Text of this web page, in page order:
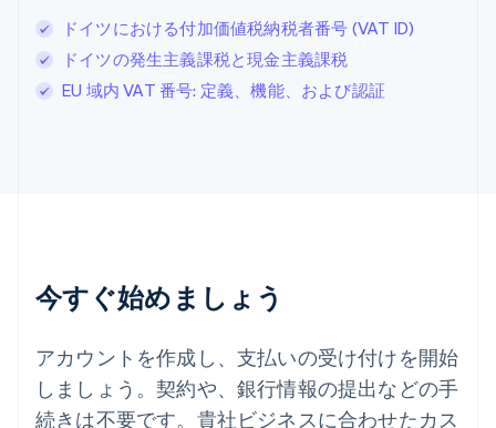
ドイツにおける付加価値税納税者番号 (VAT ID)
ドイツの発生主義課税と現金主義課税
EU 域内 VAT 番号: 定義、機能、および認証
今すぐ始めましょう
アカウントを作成し、支払いの受け付けを開始
しましょう。契約や、銀行情報の提出などの手
続きは不要です。貴社ビジネスに合わせたカス
スペイン
スロバキア
English
ドイツ
ニュージーランド
English
ノルウェー
English